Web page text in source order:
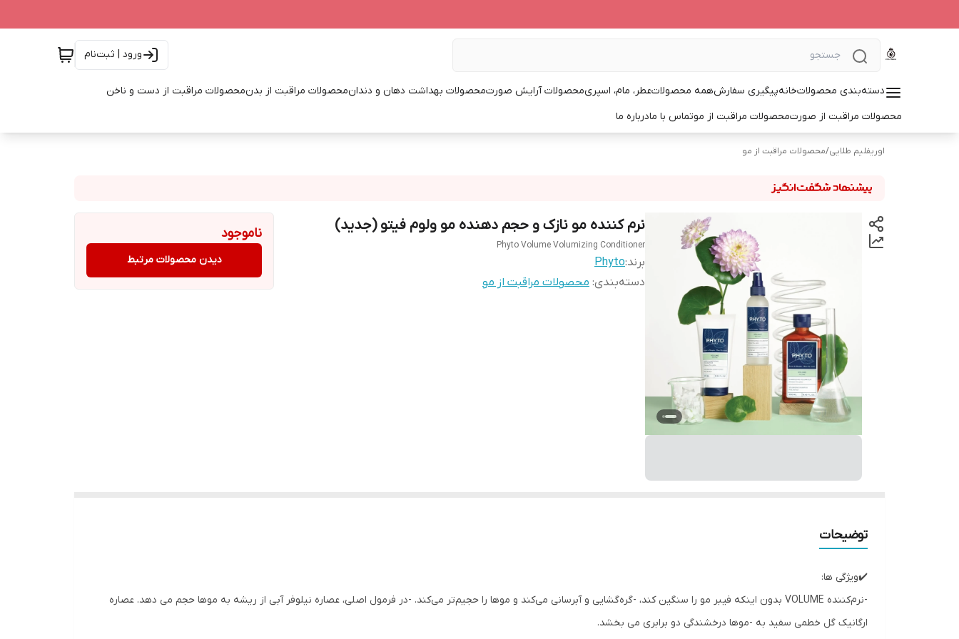
ورود | ثبت‌نام
دسته‌بندی محصولاتخانهپیگیری سفارشهمه محصولاتعطر، مام، اسپریمحصولات آرایش صورتمحصولات بهداشت دهان و دندانمحصولات مراقبت از بدنمحصولات مراقبت از دست و ناخن
محصولات مراقبت از صورتمحصولات مراقبت از موتماس با مادرباره ما
اوریفلیم طلایی/محصولات مراقبت از مو
نرم کننده مو نازک و حجم دهنده مو ولوم فیتو (جدید)
Phyto Volume Volumizing Conditioner
برند:Phyto
دسته‌بندی: محصولات مراقبت از مو
ناموجود
دیدن محصولات مرتبط
توضیحات
✔️ویژگی ها:
-نرم‌کننده VOLUME بدون اینکه فیبر مو را سنگین کند، -گره‌گشایی و آبرسانی می‌کند و موها را حجیم‌تر می‌کند. -در فرمول اصلی، عصاره نیلوفر آبی از ریشه به موها حجم می دهد. عصاره
ارگانیک گل خطمی سفید به -موها درخشندگی دو برابری می بخشد.